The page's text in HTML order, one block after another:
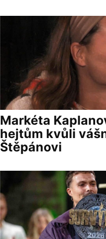
Markéta
hejtům kvůli
Štěpánovi